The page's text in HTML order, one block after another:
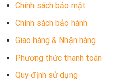
Ở Đà Nẵng nên mua nguồn
S6DP-3M0WEB-E27 ở đâu?
Nguồn camera Imou IPC-S6DP-
kiện cung cấp điện năng rất đáng tin
Imou.
Chính sách bảo mật
Chính sách bảo hành
Giao hàng & Nhận hàng
Phương thức thanh toán
Quy định sử dụng